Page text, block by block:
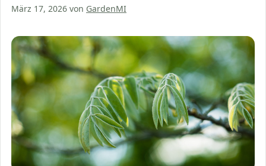
März 17, 2026 von GardenMI